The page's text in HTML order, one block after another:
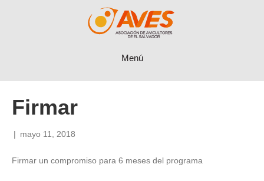
Menú
Firmar
| mayo 11, 2018
Firmar un compromiso para 6 meses del programa